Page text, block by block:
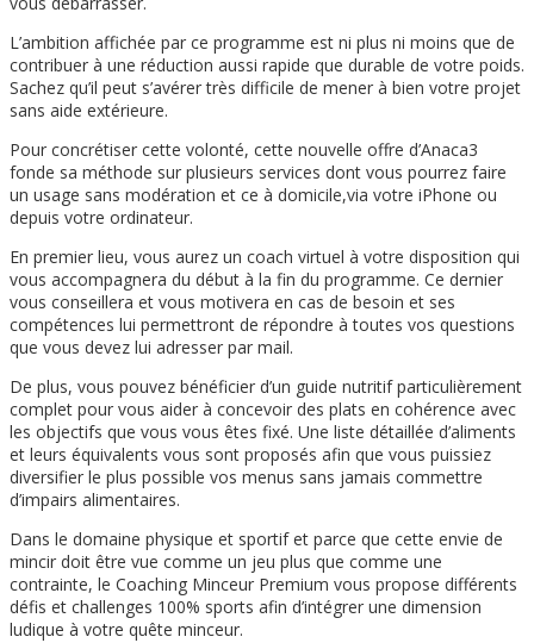
L’ambition affichée par ce programme est ni plus ni moins que de
contribuer à une réduction aussi rapide que durable de votre poids.
Sachez qu’il peut s’avérer très difficile de mener à bien votre projet
sans aide extérieure.
Pour concrétiser cette volonté, cette nouvelle offre d’Anaca3
fonde sa méthode sur plusieurs services dont vous pourrez faire
un usage sans modération et ce à domicile,via votre iPhone ou
depuis votre ordinateur.
En premier lieu, vous aurez un coach virtuel à votre disposition qui
vous accompagnera du début à la fin du programme. Ce dernier
vous conseillera et vous motivera en cas de besoin et ses
compétences lui permettront de répondre à toutes vos questions
que vous devez lui adresser par mail.
De plus, vous pouvez bénéficier d’un guide nutritif particulièrement
complet pour vous aider à concevoir des plats en cohérence avec
les objectifs que vous vous êtes fixé. Une liste détaillée d’aliments
et leurs équivalents vous sont proposés afin que vous puissiez
diversifier le plus possible vos menus sans jamais commettre
d’impairs alimentaires.
Dans le domaine physique et sportif et parce que cette envie de
mincir doit être vue comme un jeu plus que comme une
contrainte, le Coaching Minceur Premium vous propose différents
défis et challenges 100% sports afin d’intégrer une dimension
ludique à votre quête minceur.